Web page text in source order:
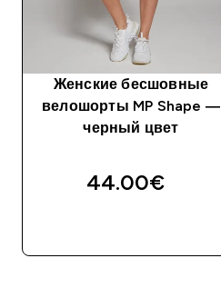
Женские бесшовные
велошорты MP Shape —
черный цвет
44.00€‎